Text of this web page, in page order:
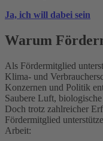
Ja, ich will dabei sein
Warum
Als Fördermitglied
Klima- und
Konzernen und Politik
Saubere Luft,
Doch trotz zahlreicher
Fördermitglied
Arbeit: